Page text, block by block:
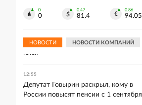
0
0
0.47
81.4
0.86
94.05
НОВОСТИ НОВОСТИ КОМПАНИЙ
экс-заключенных сразу сдавались в
плен
12:55
Депутат Говырин раскрыл, кому в
России повысят пенсии с 1 сентября